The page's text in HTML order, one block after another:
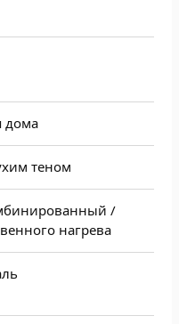
дома
теном
/
нагрева